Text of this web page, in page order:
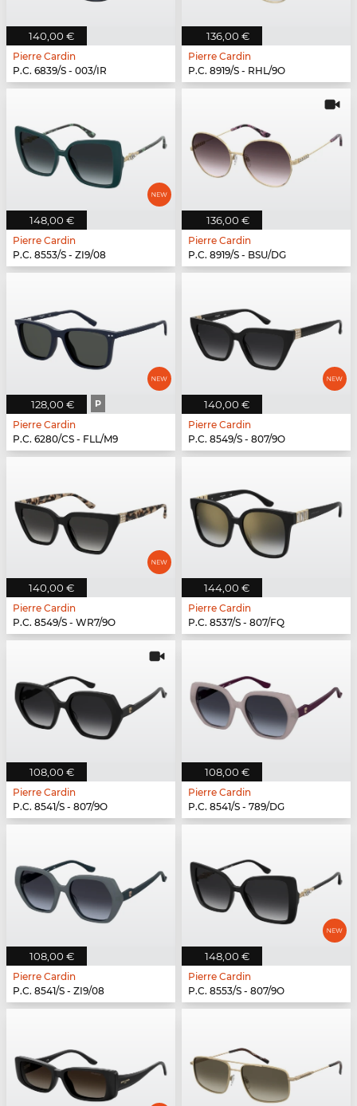
140,00 €
Pierre Cardin
P.C. 6839/S - 003/IR
136,00 €
Pierre Cardin
P.C. 8919/S - RHL/9O
148,00 €
Pierre Cardin
P.C. 8553/S - ZI9/08
136,00 €
Pierre Cardin
P.C. 8919/S - BSU/DG
128,00 € P
Pierre Cardin
P.C. 6280/CS - FLL/M9
140,00 €
Pierre Cardin
P.C. 8549/S - 807/9O
140,00 €
Pierre Cardin
P.C. 8549/S - WR7/9O
144,00 €
Pierre Cardin
P.C. 8537/S - 807/FQ
108,00 €
Pierre Cardin
P.C. 8541/S - 807/9O
108,00 €
Pierre Cardin
P.C. 8541/S - 789/DG
108,00 €
Pierre Cardin
P.C. 8541/S - ZI9/08
148,00 €
Pierre Cardin
P.C. 8553/S - 807/9O